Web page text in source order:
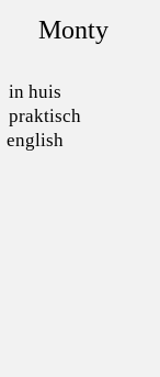
Monty
in huis
praktisch
english